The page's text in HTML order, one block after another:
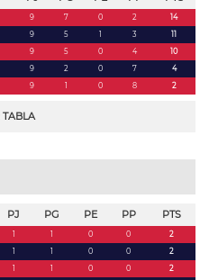
9 7 0 2
14
9 5 1 3
11
9 5 0 4
10
9 2 0 7
4
9 1 0 8 2
TABLA
PJ PG PE PP PTS
1 1 0 0
2
1 1 0 0
2
1 1 0 0
2